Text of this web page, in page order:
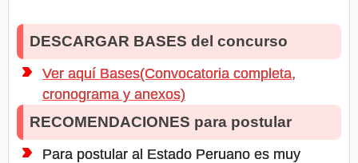
DESCARGAR BASES del concurso
Ver aquí Bases(Convocatoria completa,
cronograma y anexos)
RECOMENDACIONES para postular
Para postular al Estado Peruano es muy